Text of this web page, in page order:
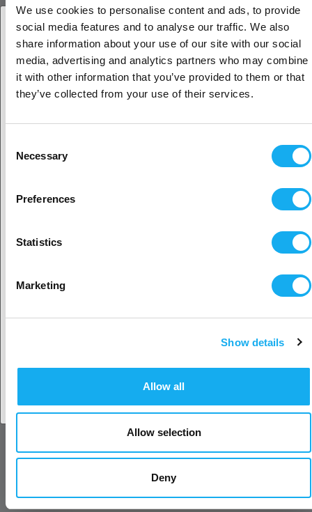
We use cookies to personalise content and ads, to provide
social media features and to analyse our traffic. We also
share information about your use of our site with our social
media, advertising and analytics partners who may combine
it with other information that you’ve provided to them or that
they’ve collected from your use of their services.
Selection
Necessary
Preferences
Statistics
Marketing
Show details
Allow all
Allow selection
Deny
of friction, better then nickel with PTFE codeposit. This coating is
also very hard and abrasion resistant. If you are working with
abrasive filaments like Carbon Fiber, Aluminates or metal filled, this
will greatly improve the life of your nozzle.
Oletko yritys- vai yksityisasiakas?
Yritysasiakas